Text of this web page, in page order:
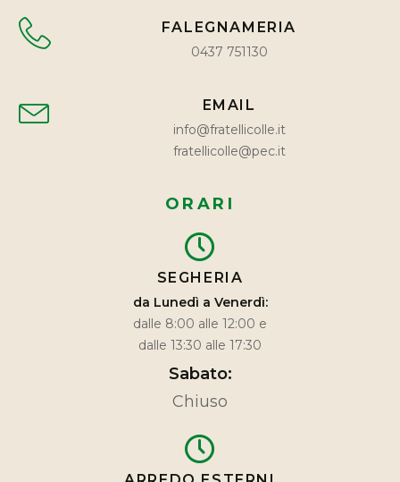
FALEGNAMERIA
0437 751130
EMAIL
info@fratellicolle.it
fratellicolle@pec.it
ORARI
SEGHERIA
da Lunedì a Venerdì:
dalle 8:00 alle 12:00 e
dalle 13:30 alle 17:30
Sabato:
Chiuso